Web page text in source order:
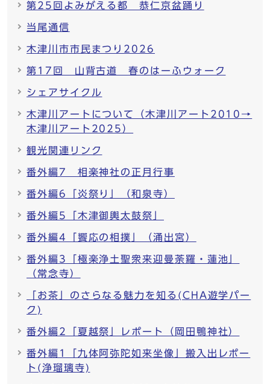
第25回よみがえる都 恭仁京盆踊り
当尾通信
木津川市市民まつり2026
第17回 山背古道 春のはーふウォーク
シェアサイクル
木津川アートについて（木津川アート2010→
木津川アート2025）
観光関連リンク
番外編7 相楽神社の正月行事
番外編6「炎祭り」（和泉寺）
番外編5「木津御輿太鼓祭」
番外編4「饗応の相撲」（涌出宮）
番外編3「極楽浄土聖衆来迎曼荼羅・蓮池」
（常念寺）
「お茶」のさらなる魅力を知る(CHA遊学パー
ク)
番外編2「夏越祭」レポート（岡田鴨神社）
番外編1「九体阿弥陀如来坐像」搬入出レポー
ト(浄瑠璃寺)